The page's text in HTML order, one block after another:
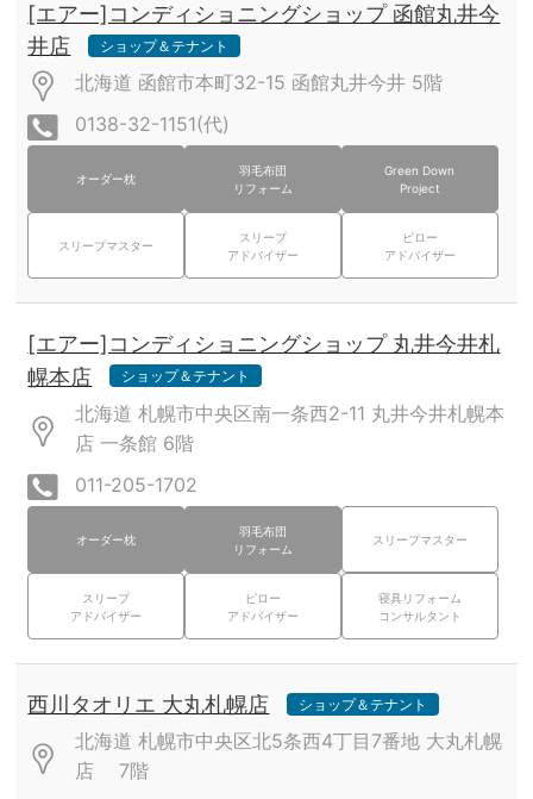
[エアー]コンディショニングショップ 函館丸井今
井店
ショップ＆テナント
北海道 函館市本町32-15 函館丸井今井 5階
0138-32-1151(代)
オーダー枕
羽毛布団
リフォーム
Green Down
Project
スリープマスター
スリープ
アドバイザー
ピロー
アドバイザー
[エアー]コンディショニングショップ 丸井今井札
幌本店
ショップ＆テナント
北海道 札幌市中央区南一条西2-11 丸井今井札幌本
店 一条館 6階
011-205-1702
オーダー枕
羽毛布団
リフォーム
スリープマスター
スリープ
アドバイザー
ピロー
アドバイザー
寝具リフォーム
コンサルタント
西川タオリエ 大丸札幌店 ショップ＆テナント
北海道 札幌市中央区北5条西4丁目7番地 大丸札幌
店
7階